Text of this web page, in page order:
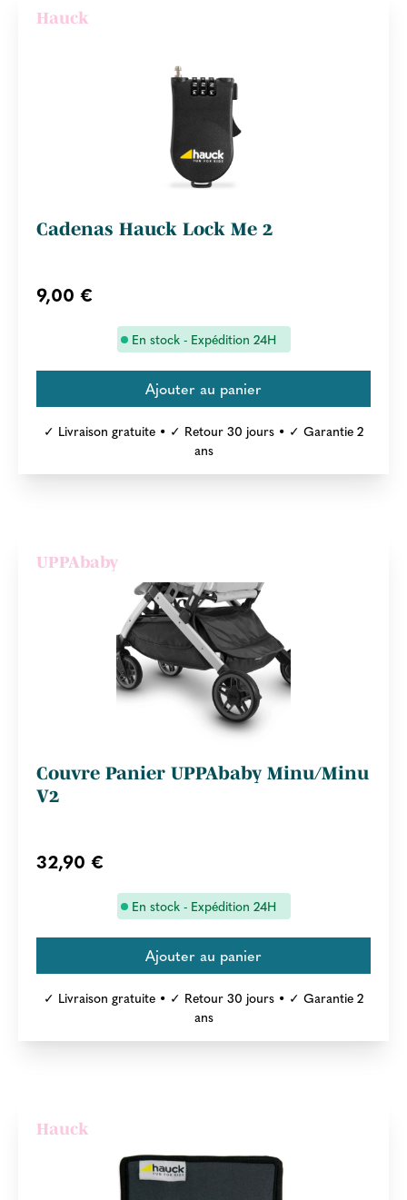
Hauck
Cadenas Hauck Lock Me 2
9,00 €
En stock - Expédition 24H
✓ Livraison gratuite • ✓ Retour 30 jours • ✓ Garantie 2
ans
UPPAbaby
Couvre Panier UPPAbaby Minu/Minu
V2
32,90 €
En stock - Expédition 24H
✓ Livraison gratuite • ✓ Retour 30 jours • ✓ Garantie 2
ans
Hauck